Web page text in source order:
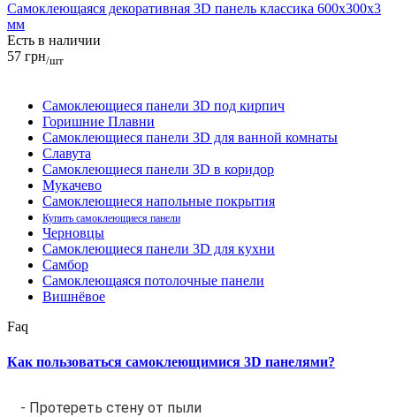
Самоклеющаяся декоративная 3D панель классика 600x300x3
мм
Есть в наличии
57 грн/шт
Самоклеющиеся панели 3D под кирпич
Горишние Плавни
Самоклеющиеся панели 3D для ванной комнаты
Славута
Самоклеющиеся панели 3D в коридор
Мукачево
Самоклеющиеся напольные покрытия
Купить самоклеющиеся панели
Черновцы
Самоклеющиеся панели 3D для кухни
Самбор
Самоклеющаяся потолочные панели
Вишнёвое
Faq
Как пользоваться самоклеющимися 3D панелями?
- Протереть стену от пыли